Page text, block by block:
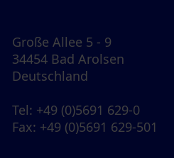
Große Allee 5 - 9
34454 Bad Arolsen
Deutschland
Tel: +49 (0)5691 629-0
Fax: +49 (0)5691 629-501